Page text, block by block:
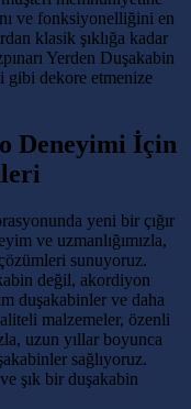
ve fonksiyonelliğini en
klasik şıklığa kadar
Yerden Duşakabin
gibi dekore etmenize
Deneyimi İçin
yeni bir çığır
ve uzmanlığımızla,
sunuyoruz.
değil, akordiyon
duşakabinler ve daha
malzemeler, özenli
uzun yıllar boyunca
sağlıyoruz.
şık bir duşakabin